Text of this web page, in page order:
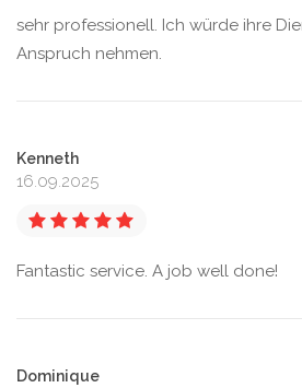
sehr professionell. Ich würde ihre
Anspruch nehmen.
Kenneth
16.09.2025
Fantastic service. A job well done!
Dominique